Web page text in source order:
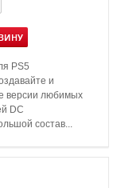
PS5
и
версии любимых
DC
состав...